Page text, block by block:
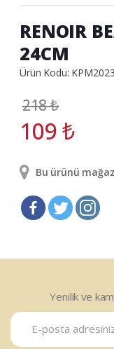
RENOIR
24CM
Ürün Kodu:
218₺
109₺
Bu ürünü
Yenilik ve